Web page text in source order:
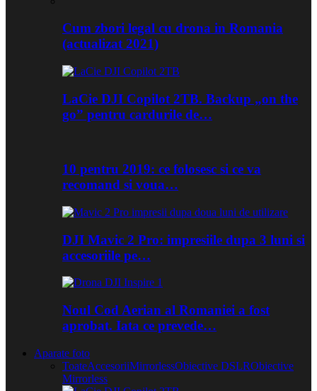
Cum zbori legal cu drona in Romania
(actualizat 2021)
LaCie DJI Copilot 2TB. Backup „on the
go” pentru cardurile de…
10 pentru 2019: ce folosesc si ce va
recomand si voua…
DJI Mavic 2 Pro: impresiile dupa 3 luni si
accesoriile pe…
Noul Cod Aerian al Romaniei a fost
aprobat. Iata ce prevede…
Aparate foto
ToateAccesoriiMirrorlessObiective DSLRObiective
Mirrorless